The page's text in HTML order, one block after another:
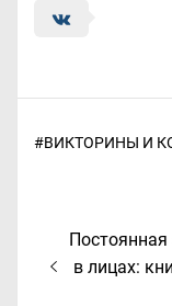
#ВИКТОРИНЫ И
Навигация
по
запись:
в лицах: